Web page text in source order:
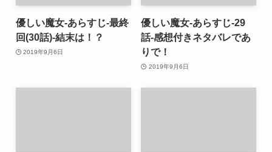
優しい魔女-あらすじ-最終
回(30話)-結末は！？
2019年9月6日
優しい魔女-あらすじ-29
話-感想付きネタバレであ
りで！
2019年9月6日